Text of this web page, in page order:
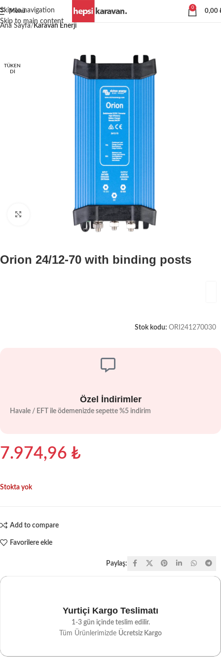
Skip to navigation
Skip to main content
Menü
0
0,00
Ana Sayfa Karavan Enerji
TÜKEN
DI
Büyütmek için tıklayın
Orion 24/12-70 with binding posts
Stok kodu: ORI241270030
Özel İndirimler
Havale / EFT ile ödemenizde sepette %5 indirim
7.974,96 ₺
Stokta yok
Add to compare
Favorilere ekle
Paylaş:
Yurtiçi Kargo Teslimatı
1-3 gün içinde teslim edilir.
Tüm Ürünlerimizde Ücretsiz Kargo